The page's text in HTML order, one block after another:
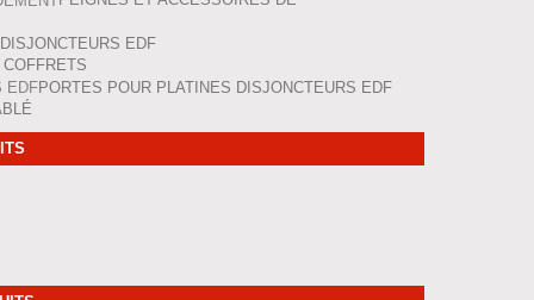
EDF
PORTES POUR PLATINES DISJONCTEURS EDF